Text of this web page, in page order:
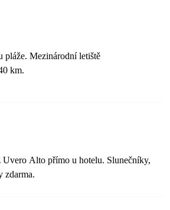
pláže. Mezinárodní letiště
km.
Uvero Alto přímo u hotelu. Slunečníky,
zdarma.